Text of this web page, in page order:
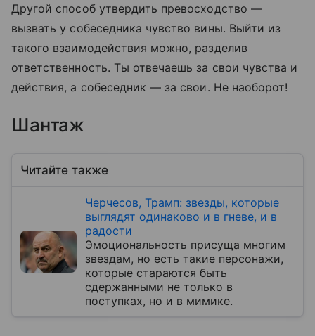
Другой способ утвердить превосходство —
вызвать у собеседника чувство вины. Выйти из
такого взаимодействия можно, разделив
ответственность. Ты отвечаешь за свои чувства и
действия, а собеседник — за свои. Не наоборот!
Шантаж
Читайте также
Черчесов, Трамп: звезды, которые
выглядят одинаково и в гневе, и в
радости
Эмоциональность присуща многим
звездам, но есть такие персонажи,
которые стараются быть
сдержанными не только в
поступках, но и в мимике.